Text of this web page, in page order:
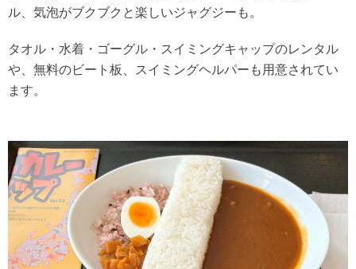
ル、気泡がブクブクと楽しいジャグジーも。
タオル・水着・ゴーグル・スイミングキャップのレンタル
や、無料のビート板、スイミングヘルパーも用意されてい
ます。